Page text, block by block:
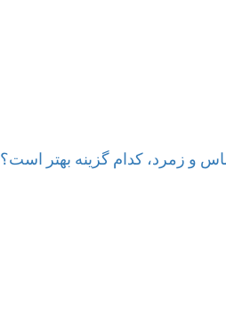
و زمرد، کدام گزینه بهتر است؟